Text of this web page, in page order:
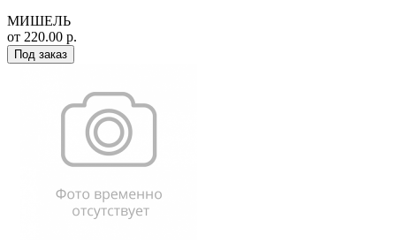
МИШЕЛЬ
от 220.00 р.
Под заказ